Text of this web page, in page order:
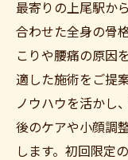
最寄りの上尾駅か
合わせた全身の骨
こりや腰痛の原因
適した施術をご提
ノウハウを活かし
後のケアや小顔調
します。初回限定